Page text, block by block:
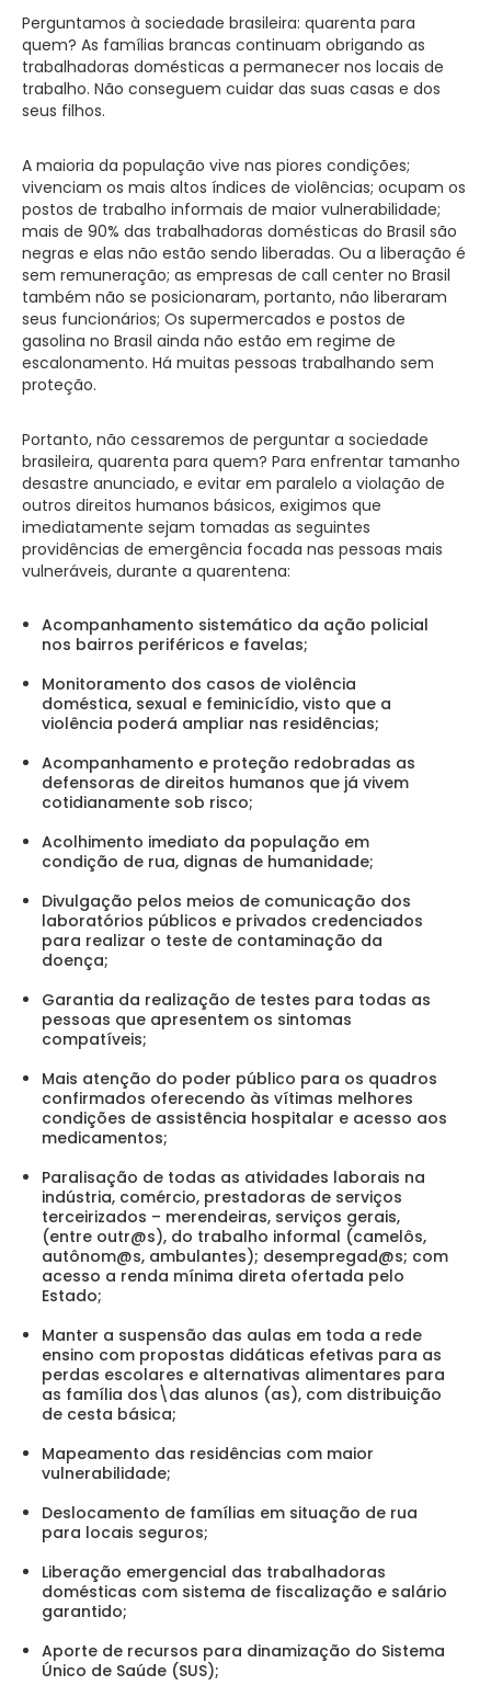
Perguntamos à sociedade brasileira: quarenta para
quem? As famílias brancas continuam obrigando as
trabalhadoras domésticas a permanecer nos locais de
trabalho. Não conseguem cuidar das suas casas e dos
seus filhos.
A maioria da população vive nas piores condições;
vivenciam os mais altos índices de violências; ocupam os
postos de trabalho informais de maior vulnerabilidade;
mais de 90% das trabalhadoras domésticas do Brasil são
negras e elas não estão sendo liberadas. Ou a liberação é
sem remuneração; as empresas de call center no Brasil
também não se posicionaram, portanto, não liberaram
seus funcionários; Os supermercados e postos de
gasolina no Brasil ainda não estão em regime de
escalonamento. Há muitas pessoas trabalhando sem
proteção.
Portanto, não cessaremos de perguntar a sociedade
brasileira, quarenta para quem? Para enfrentar tamanho
desastre anunciado, e evitar em paralelo a violação de
outros direitos humanos básicos, exigimos que
imediatamente sejam tomadas as seguintes
providências de emergência focada nas pessoas mais
vulneráveis, durante a quarentena:
Acompanhamento sistemático da ação policial
nos bairros periféricos e favelas;
Monitoramento dos casos de violência
doméstica, sexual e feminicídio, visto que a
violência poderá ampliar nas residências;
Acompanhamento e proteção redobradas as
defensoras de direitos humanos que já vivem
cotidianamente sob risco;
Acolhimento imediato da população em
condição de rua, dignas de humanidade;
Divulgação pelos meios de comunicação dos
laboratórios públicos e privados credenciados
para realizar o teste de contaminação da
doença;
Garantia da realização de testes para todas as
pessoas que apresentem os sintomas
compatíveis;
Mais atenção do poder público para os quadros
confirmados oferecendo às vítimas melhores
condições de assistência hospitalar e acesso aos
medicamentos;
Paralisação de todas as atividades laborais na
indústria, comércio, prestadoras de serviços
terceirizados – merendeiras, serviços gerais,
(entre outr@s), do trabalho informal (camelôs,
autônom@s, ambulantes); desempregad@s; com
acesso a renda mínima direta ofertada pelo
Estado;
Manter a suspensão das aulas em toda a rede
ensino com propostas didáticas efetivas para as
perdas escolares e alternativas alimentares para
as família dos\das alunos (as), com distribuição
de cesta básica;
Mapeamento das residências com maior
vulnerabilidade;
Deslocamento de famílias em situação de rua
para locais seguros;
Liberação emergencial das trabalhadoras
domésticas com sistema de fiscalização e salário
garantido;
Aporte de recursos para dinamização do Sistema
Único de Saúde (SUS);